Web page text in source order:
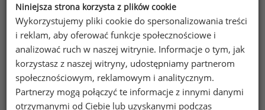
materiałów budowlanych i wyposażeniu wnętrz
w porównaniu z branżą spożywczą. Różnice
te wynoszą 16% dla kierownika i 23%
dla specjalistów.
Wykres 3. Wynagrodzenia handlowców z różnych branż
Niniejsza strona korzysta z plików cookie
Wykorzystujemy pliki cookie do spersonalizowania treści
i reklam, aby oferować funkcje społecznościowe i
analizować ruch w naszej witrynie. Informacje o tym, jak
korzystasz z naszej witryny, udostępniamy partnerom
społecznościowym, reklamowym i analitycznym.
Partnerzy mogą połączyć te informacje z innymi danymi
otrzymanymi od Ciebie lub uzyskanymi podczas